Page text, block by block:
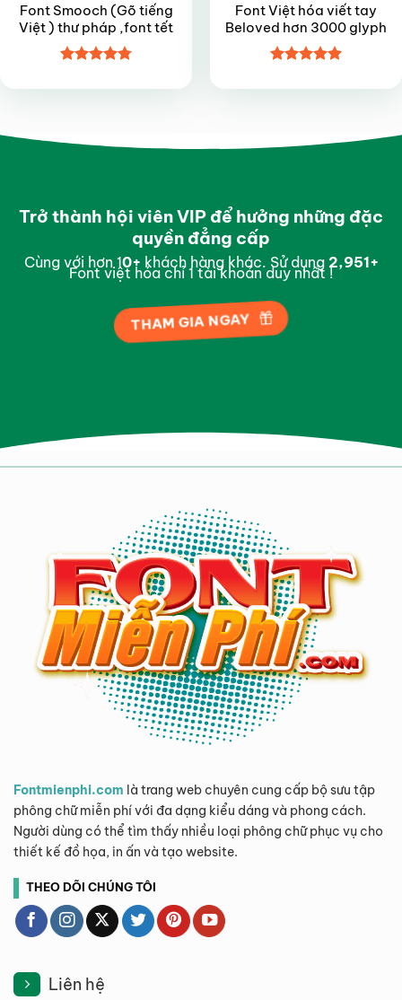
Font Smooch (Gõ tiếng
Việt ) thư pháp ,font tết
hạng4.85
Font Việt hóa viết tay
Beloved hơn 3000 glyph
hạng55
Trở thành hội viên VIP để hưởng những đặc
quyền đẳng cấp
Cùng với hơn 10+khách hàng khác. Sử dụng 2,997+
Font việt hóa chỉ 1 tài khoản duy nhất !
THAM GIA NGAY
Fontmienphi.com là trang web chuyên cung cấp bộ sưu tập
phông chữ miễn phí với đa dạng kiểu dáng và phong cách.
Người dùng có thể tìm thấy nhiều loại phông chữ phục vụ cho
thiết kế đồ họa, in ấn và tạo website.
THEO DÕI CHÚNG TÔI
Liên hệ